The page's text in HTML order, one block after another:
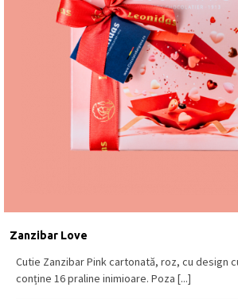
Zanzibar Love
Cutie Zanzibar Pink cartonată, roz, cu design
conține 16 praline inimioare. Poza [...]